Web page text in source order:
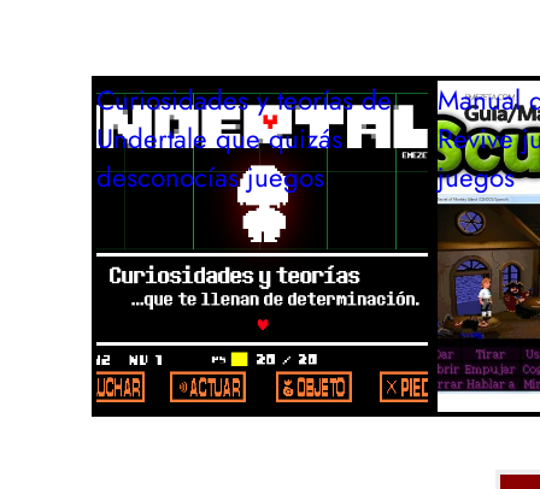
Curiosidades y teorías de
Undertale que quizás
desconocías juegos
Manual
Revive
juegos